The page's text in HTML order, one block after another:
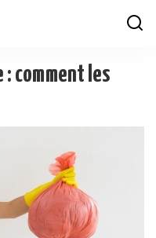
: comment les